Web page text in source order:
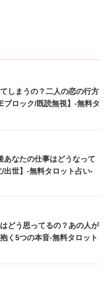
しまうの？二人の恋の行方
ブロック/既読無視】-無料タ
あなたの仕事はどうなって
出世】-無料タロット占い-
はどう思ってるの？あの人が
く5つの本音-無料タロット